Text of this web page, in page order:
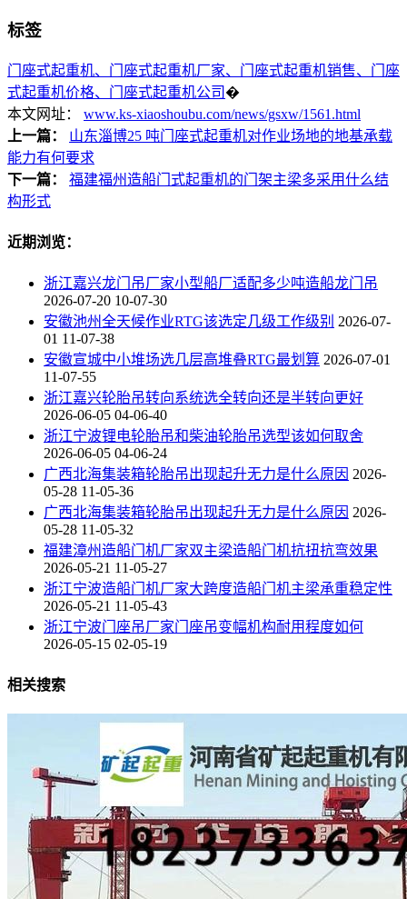
标签
门座式起重机、门座式起重机厂家、门座式起重机销售、门座
式起重机价格、门座式起重机公司 �
本文网址： www.ks-xiaoshoubu.com/news/gsxw/1561.html
上一篇：
山东淄博25 吨门座式起重机对作业场地的地基承载
能力有何要求
下一篇：
福建福州造船门式起重机的门架主梁多采用什么结
构形式
近期浏览：
浙江嘉兴龙门吊厂家小型船厂适配多少吨造船龙门吊
2026-07-20 10-07-30
安徽池州全天候作业RTG该选定几级工作级别 2026-07-
01 11-07-38
安徽宣城中小堆场选几层高堆叠RTG最划算 2026-07-01
11-07-55
浙江嘉兴轮胎吊转向系统选全转向还是半转向更好
2026-06-05 04-06-40
浙江宁波锂电轮胎吊和柴油轮胎吊选型该如何取舍
2026-06-05 04-06-24
广西北海集装箱轮胎吊出现起升无力是什么原因 2026-
05-28 11-05-36
广西北海集装箱轮胎吊出现起升无力是什么原因 2026-
05-28 11-05-32
福建漳州造船门机厂家双主梁造船门机抗扭抗弯效果
2026-05-21 11-05-27
浙江宁波造船门机厂家大跨度造船门机主梁承重稳定性
2026-05-21 11-05-43
浙江宁波门座吊厂家门座吊变幅机构耐用程度如何
2026-05-15 02-05-19
相关搜索